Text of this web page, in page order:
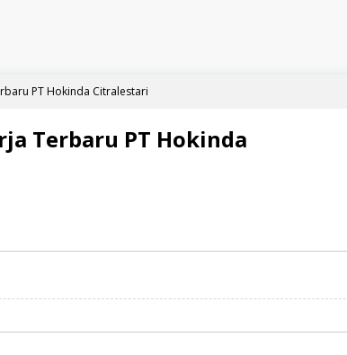
PT Hokinda Citralestari
Terbaru PT Hokinda